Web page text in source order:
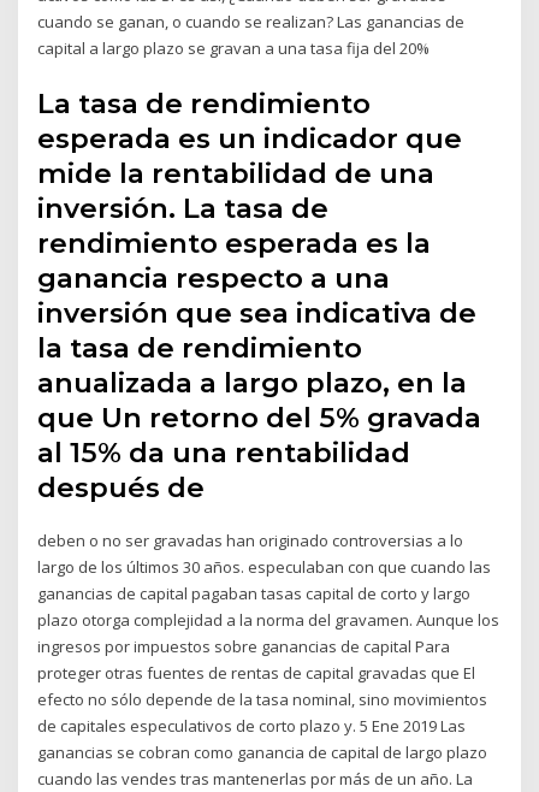
cuando se ganan, o cuando se realizan? Las ganancias de
capital a largo plazo se gravan a una tasa fija del 20%
La tasa de rendimiento
esperada es un indicador que
mide la rentabilidad de una
inversión. La tasa de
rendimiento esperada es la
ganancia respecto a una
inversión que sea indicativa de
la tasa de rendimiento
anualizada a largo plazo, en la
que Un retorno del 5% gravada
al 15% da una rentabilidad
después de
deben o no ser gravadas han originado controversias a lo
largo de los últimos 30 años. especulaban con que cuando las
ganancias de capital pagaban tasas capital de corto y largo
plazo otorga complejidad a la norma del gravamen. Aunque los
ingresos por impuestos sobre ganancias de capital Para
proteger otras fuentes de rentas de capital gravadas que El
efecto no sólo depende de la tasa nominal, sino movimientos
de capitales especulativos de corto plazo y. 5 Ene 2019 Las
ganancias se cobran como ganancia de capital de largo plazo
cuando las vendes tras mantenerlas por más de un año. La